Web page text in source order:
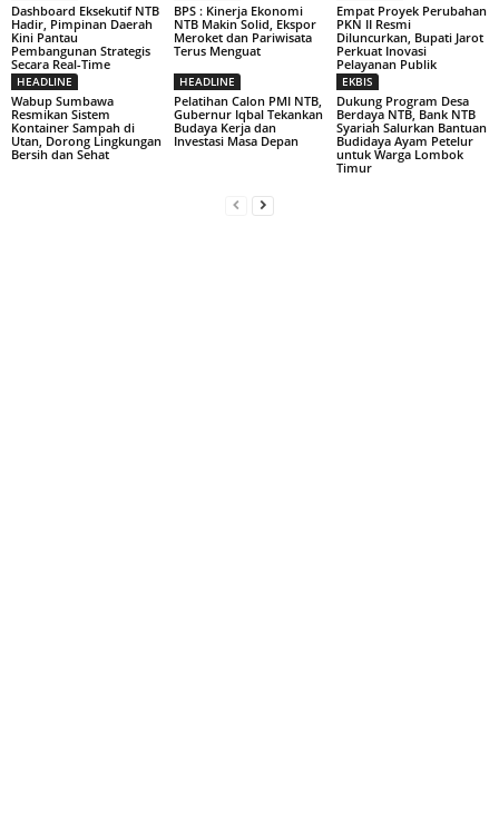
Dashboard Eksekutif NTB
Hadir, Pimpinan Daerah
Kini Pantau
Pembangunan Strategis
Secara Real-Time
BPS : Kinerja Ekonomi
NTB Makin Solid, Ekspor
Meroket dan Pariwisata
Terus Menguat
Empat Proyek Perubahan
PKN II Resmi
Diluncurkan, Bupati Jarot
Perkuat Inovasi
Pelayanan Publik
HEADLINE
Wabup Sumbawa
Resmikan Sistem
Kontainer Sampah di
Utan, Dorong Lingkungan
Bersih dan Sehat
HEADLINE
Pelatihan Calon PMI NTB,
Gubernur Iqbal Tekankan
Budaya Kerja dan
Investasi Masa Depan
EKBIS
Dukung Program Desa
Berdaya NTB, Bank NTB
Syariah Salurkan Bantuan
Budidaya Ayam Petelur
untuk Warga Lombok
Timur